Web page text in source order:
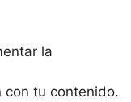
la
con tu contenido.